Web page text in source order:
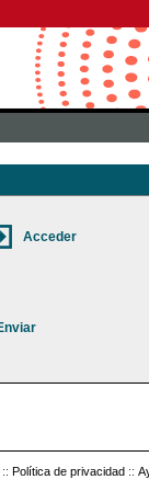
:: Política de privacidad ::